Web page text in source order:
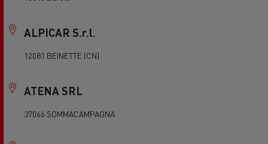
ALPICAR S.r.l.
12081 BEINETTE (CN)
ATENA SRL
37066 SOMMACAMPAGNA